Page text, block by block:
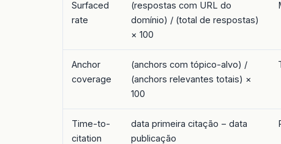
Surfaced
rate
(respostas com URL do
domínio) / (total de respostas)
× 100
Anchor
coverage
(anchors com tópico-alvo) /
(anchors relevantes totais) ×
100
Time-to-
citation
data primeira citação − data
publicação